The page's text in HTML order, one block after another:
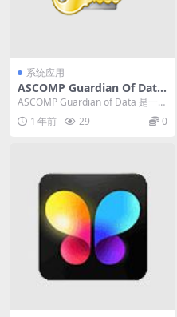
系统应用
ASCOMP Guardian Of Data
v3.007 数据保护备份软件便携
版
ASCOMP Guardian of Data 是一款
专业的数据保护和备份软件，...
1 年前 29 0